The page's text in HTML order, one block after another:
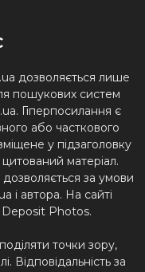
дозволяється лише
пошукових систем
Гіперпосилання є
або часткового
у підзаголовку
матеріал.
за умови
і автора. На сайті
Deposit Photos.
точки зору,
Відповідальність за